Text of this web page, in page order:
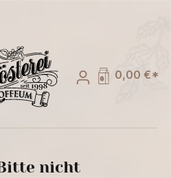
0,00 €*
nicht